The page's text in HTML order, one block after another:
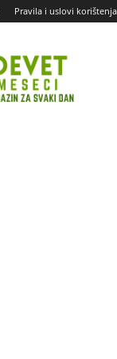
Pravila i uslovi korištenja
Devet
Meseci